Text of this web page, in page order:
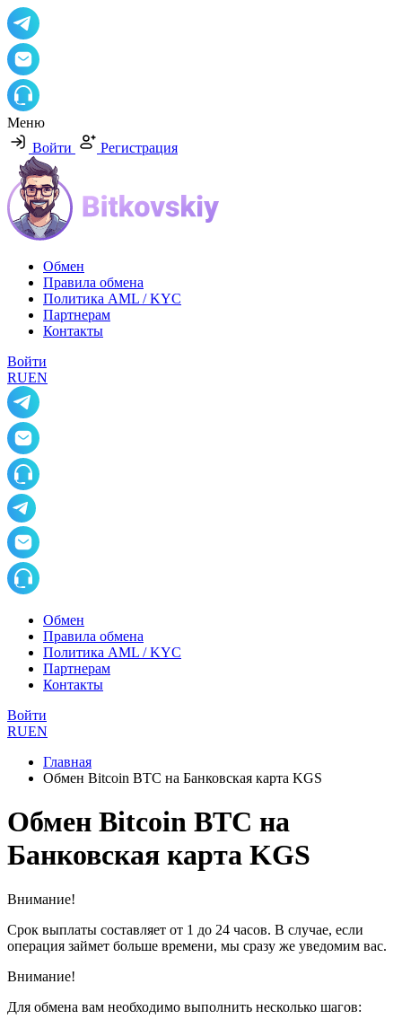
Меню
Войти
Регистрация
Обмен
Правила обмена
Политика AML / KYC
Партнерам
Контакты
Войти
RUEN
Обмен
Правила обмена
Политика AML / KYC
Партнерам
Контакты
Войти
RUEN
Главная
Обмен Bitcoin BTC на Банковская карта KGS
Обмен Bitcoin BTC на
Банковская карта KGS
Внимание!
Срок выплаты составляет от 1 до 24 часов. В случае, если
операция займет больше времени, мы сразу же уведомим вас.
Внимание!
Для обмена вам необходимо выполнить несколько шагов: